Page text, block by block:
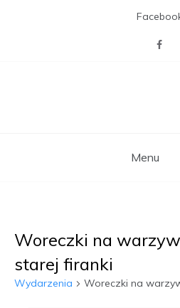
rekreacji i
Menu
Woreczki na
starej firanki
Wydarzenia Woreczki na